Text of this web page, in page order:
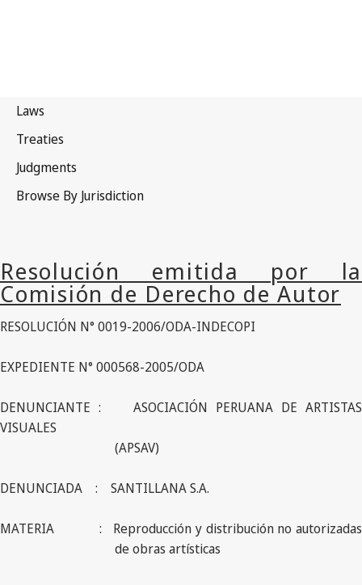
RESOLUCIÓN N° 0019-2006/ODA-INDECOPI
EXPEDIENTE N° 000568-2005/ODA
DENUNCIANTE : ASOCIACIÓN PERUANA DE ARTISTAS
VISUALES
(APSAV)
DENUNCIADA : SANTILLANA S.A.
MATERIA : Reproducción y distribución no autorizadas
de obras artísticas